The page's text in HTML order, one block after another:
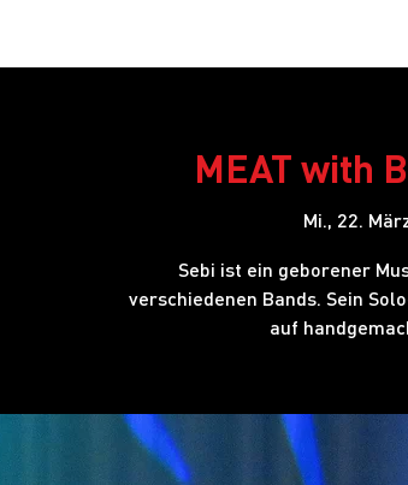
MEAT with
Mi., 22.
Sebi ist ein geborener
verschiedenen Bands. Sein
auf